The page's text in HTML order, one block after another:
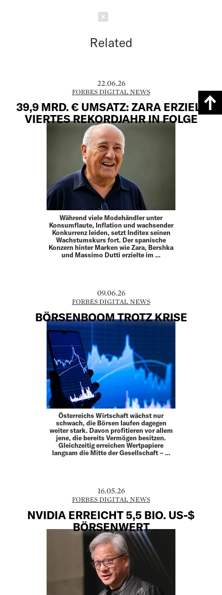
Related
22.06.26
FORBES DIGITAL NEWS
39,9 MRD. € UMSATZ: ZARA ERZIELT
VIERTES REKORDJAHR IN FOLGE
Während viele Modehändler unter
Konsumflaute, Inflation und wachsender
Konkurrenz leiden, setzt Inditex seinen
Wachstumskurs fort. Der spanische
Konzern hinter Marken wie Zara, Bershka
und Massimo Dutti erzielte im …
09.06.26
FORBES DIGITAL NEWS
BÖRSENBOOM TROTZ KRISE
Österreichs Wirtschaft wächst nur
schwach, die Börsen laufen dagegen
weiter stark. Davon profitieren vor allem
jene, die bereits Vermögen besitzen.
Gleichzeitig erreichen Wertpapiere
langsam die Mitte der Gesellschaft – …
16.05.26
FORBES DIGITAL NEWS
NVIDIA ERREICHT 5,5 BIO. US-$
BÖRSENWERT